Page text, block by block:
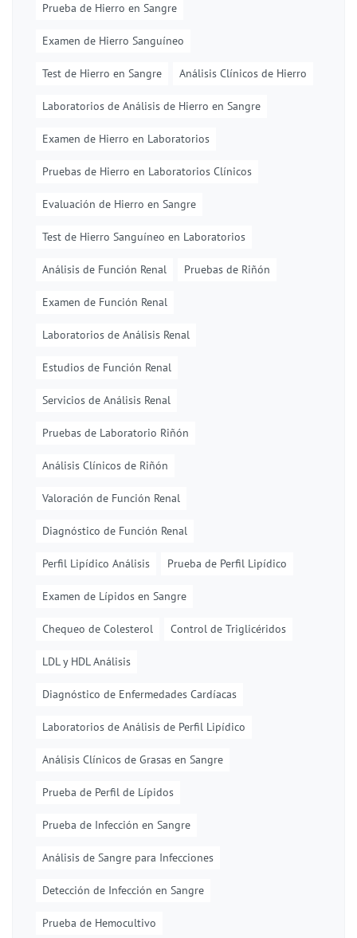
Prueba de Hierro en Sangre
Examen de Hierro Sanguíneo
Test de Hierro en Sangre Análisis Clínicos de Hierro
Laboratorios de Análisis de Hierro en Sangre
Examen de Hierro en Laboratorios
Pruebas de Hierro en Laboratorios Clínicos
Evaluación de Hierro en Sangre
Test de Hierro Sanguíneo en Laboratorios
Análisis de Función Renal Pruebas de Riñón
Examen de Función Renal
Laboratorios de Análisis Renal
Estudios de Función Renal
Servicios de Análisis Renal
Pruebas de Laboratorio Riñón
Análisis Clínicos de Riñón
Valoración de Función Renal
Diagnóstico de Función Renal
Perfil Lipídico Análisis Prueba de Perfil Lipídico
Examen de Lípidos en Sangre
Chequeo de Colesterol Control de Triglicéridos
LDL y HDL Análisis
Diagnóstico de Enfermedades Cardíacas
Laboratorios de Análisis de Perfil Lipídico
Análisis Clínicos de Grasas en Sangre
Prueba de Perfil de Lípidos
Prueba de Infección en Sangre
Análisis de Sangre para Infecciones
Detección de Infección en Sangre
Prueba de Hemocultivo